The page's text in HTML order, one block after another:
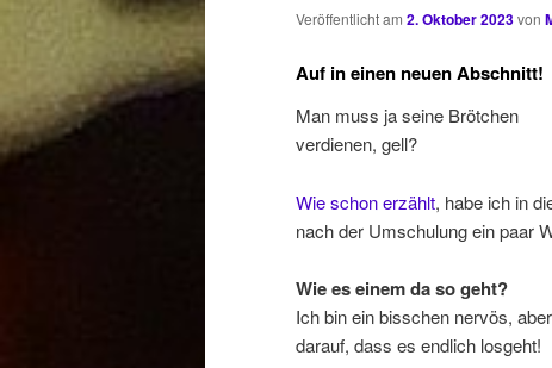
Veröffentlicht am 2. Oktober 2023von
Auf in einen neuen Abschnitt!
Man muss ja seine Brötchen
verdienen, gell?
Wie schon erzählt, habe ich in
nach der Umschulung ein paar
Wie es einem da so geht?
Ich bin ein bisschen nervös,
darauf, dass es endlich losgeht!